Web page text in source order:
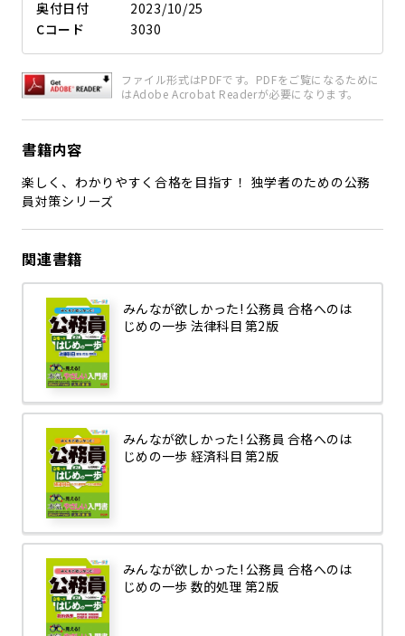
奥付日付
2023/10/25
Cコード
3030
ファイル形式はPDFです。PDFをご覧になるために
はAdobe Acrobat Readerが必要になります。
書籍内容
楽しく、わかりやすく合格を目指す！ 独学者のための公務
員対策シリーズ
関連書籍
みんなが欲しかった! 公務員 合格へのは
じめの一歩 法律科目 第2版
みんなが欲しかった! 公務員 合格へのは
じめの一歩 経済科目 第2版
みんなが欲しかった! 公務員 合格へのは
じめの一歩 数的処理 第2版